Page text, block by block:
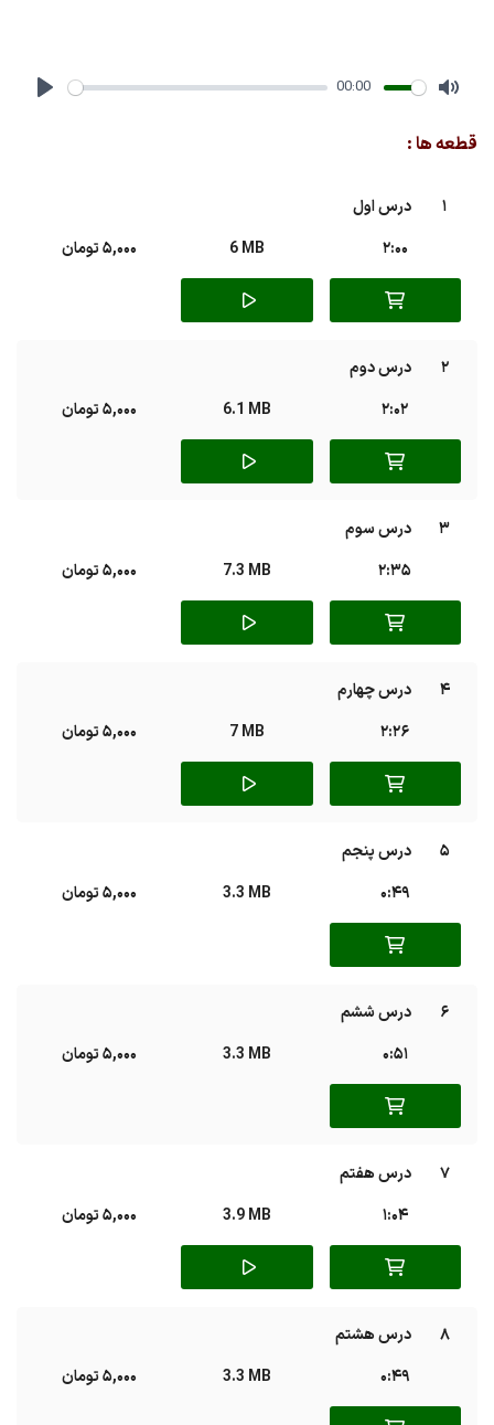
00:00
قطعه ها :
1
درس اول
2:00
6 MB 5,000 تومان
2
درس دوم
2:02
6.1 MB 5,000 تومان
3
درس سوم
2:35
7.3 MB 5,000 تومان
4
درس چهارم
2:26
7 MB 5,000 تومان
5
درس پنجم
0:49
3.3 MB 5,000 تومان
6
درس ششم
0:51
3.3 MB 5,000 تومان
7
درس هفتم
1:04
3.9 MB 5,000 تومان
8
درس هشتم
0:49
3.3 MB 5,000 تومان